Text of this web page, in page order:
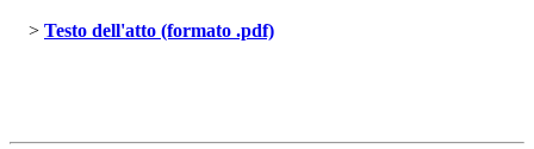
> Testo dell'atto (formato .pdf)